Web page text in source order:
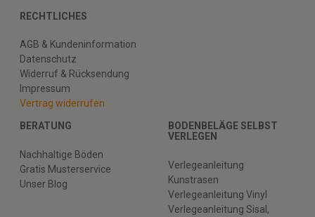
RECHTLICHES
AGB & Kundeninformation
Datenschutz
Widerruf & Rücksendung
Impressum
Vertrag widerrufen
BERATUNG
Nachhaltige Böden
Gratis Musterservice
Unser Blog
BODENBELÄGE SELBST
VERLEGEN
Verlegeanleitung
Kunstrasen
Verlegeanleitung Vinyl
Verlegeanleitung Sisal,